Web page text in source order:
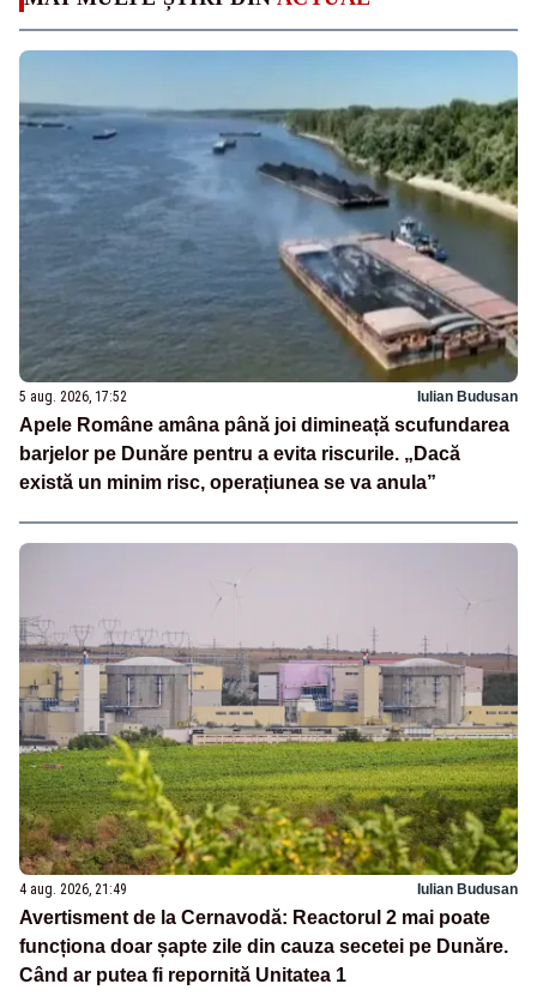
5 aug. 2026, 17:52 Iulian Budusan
Apele Române amâna până joi dimineață scufundarea
barjelor pe Dunăre pentru a evita riscurile. „Dacă
există un minim risc, operațiunea se va anula”
4 aug. 2026, 21:49 Iulian Budusan
Avertisment de la Cernavodă: Reactorul 2 mai poate
funcționa doar șapte zile din cauza secetei pe Dunăre.
Când ar putea fi repornită Unitatea 1